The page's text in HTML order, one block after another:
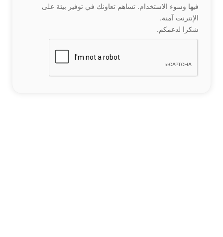
فيها وسوء الاستخدام. تساهم تعاونك في توفير بيئة على
الإنترنت آمنة.
شكرا لدعمكم.